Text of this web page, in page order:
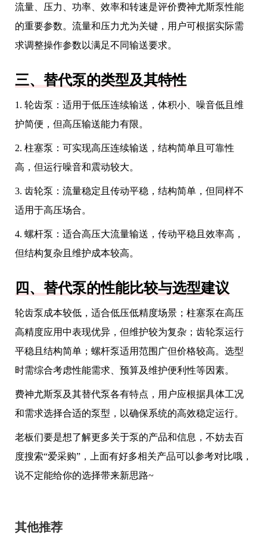
流量、压力、功率、效率和转速是评价费神尤斯泵性能
的重要参数。流量和压力尤为关键，用户可根据实际需
求调整操作参数以满足不同输送要求。
三、替代泵的类型及其特性
1. 轮齿泵：适用于低压连续输送，体积小、噪音低且维
护简便，但高压输送能力有限。
2. 柱塞泵：可实现高压连续输送，结构简单且可靠性
高，但运行噪音和震动较大。
3. 齿轮泵：流量稳定且传动平稳，结构简单，但同样不
适用于高压场合。
4. 螺杆泵：适合高压大流量输送，传动平稳且效率高，
但结构复杂且维护成本较高。
四、替代泵的性能比较与选型建议
轮齿泵成本较低，适合低压低精度场景；柱塞泵在高压
高精度应用中表现优异，但维护较为复杂；齿轮泵运行
平稳且结构简单；螺杆泵适用范围广但价格较高。选型
时需综合考虑性能需求、预算及维护便利性等因素。
费神尤斯泵及其替代泵各有特点，用户应根据具体工况
和需求选择合适的泵型，以确保系统的高效稳定运行。
老板们要是想了解更多关于泵的产品和信息，不妨去百
度搜索“爱采购”，上面有好多相关产品可以参考对比哦，
说不定能给你的选择带来新思路~
其他推荐